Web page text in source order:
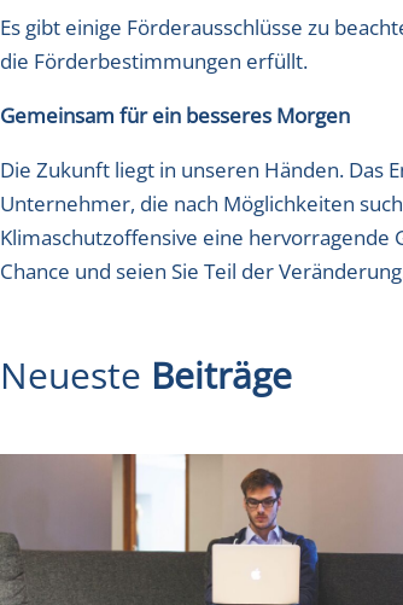
Es gibt einige Förderausschlüsse zu
die Förderbestimmungen erfüllt.
Gemeinsam für ein besseres Morgen
Die Zukunft liegt in unseren Händen. Das
Unternehmer, die nach Möglichkeiten
Klimaschutzoffensive eine hervorragende
Chance und seien Sie Teil der
Neueste Beiträge